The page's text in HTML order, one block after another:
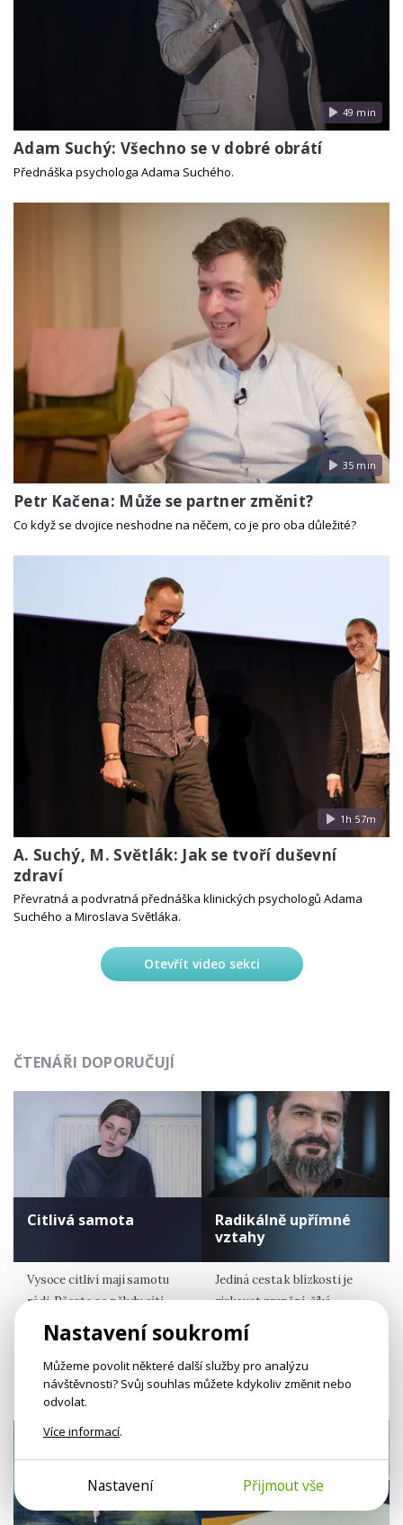
49 min
Adam Suchý: Všechno se v dobré obrátí
Přednáška psychologa Adama Suchého.
35 min
Petr Kačena: Může se partner změnit?
Co když se dvojice neshodne na něčem, co je pro oba důležité?
1h 57m
A. Suchý, M. Světlák: Jak se tvoří duševní
zdraví
Převratná a podvratná přednáška klinických psychologů Adama
Suchého a Miroslava Světláka.
Otevřít video sekci
ČTENÁŘI DOPORUČUJÍ
Citlivá samota
Vysoce citliví mají samotu
rádi. Přesto se někdy cítí
nepříjemně osaměle.
Psycholožka
Radikálně upřímné
vztahy
Jediná cesta k blízkosti je
riskovat zranění, říká
v rozhovoru psycholog
Jan Benda.
Jan Benda
Jitka Cholastová
Nastavení soukromí
Můžeme povolit některé další služby pro analýzu
návštěvnosti? Svůj souhlas můžete kdykoliv změnit nebo
odvolat.
Více informací.
Nastavení Přijmout vše